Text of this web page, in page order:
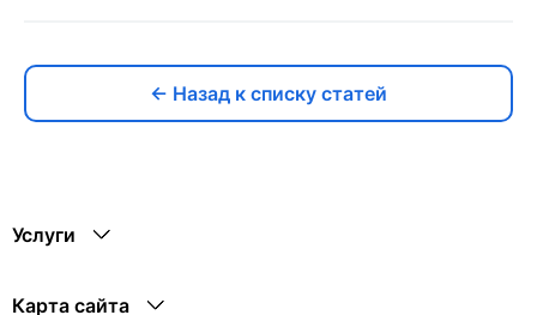
← Назад к списку статей
Услуги
Карта сайта